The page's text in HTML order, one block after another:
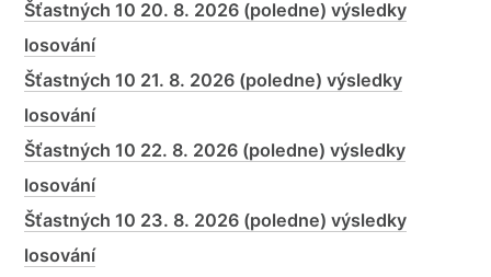
Šťastných 10 20. 8. 2026 (poledne) výsledky
losování
Šťastných 10 21. 8. 2026 (poledne) výsledky
losování
Šťastných 10 22. 8. 2026 (poledne) výsledky
losování
Šťastných 10 23. 8. 2026 (poledne) výsledky
losování